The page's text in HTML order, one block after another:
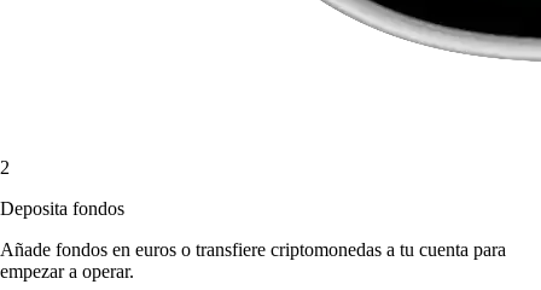
2
Deposita fondos
Añade fondos en euros o transfiere criptomonedas a tu cuenta para
empezar a operar.